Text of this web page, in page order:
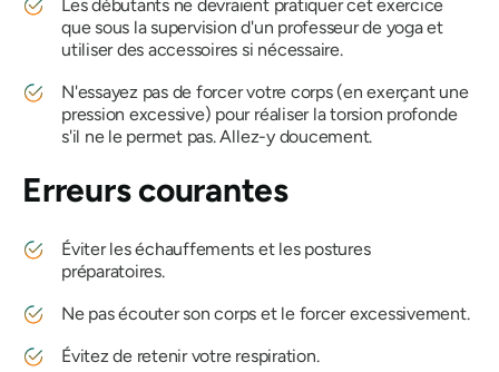
Les débutants ne devraient pratiquer cet exercice
que sous la supervision d'un professeur de yoga et
utiliser des accessoires si nécessaire.
N'essayez pas de forcer votre corps (en exerçant une
pression excessive) pour réaliser la torsion profonde
s'il ne le permet pas. Allez-y doucement.
Erreurs courantes
Éviter les échauffements et les postures
préparatoires.
Ne pas écouter son corps et le forcer excessivement.
Évitez de retenir votre respiration.